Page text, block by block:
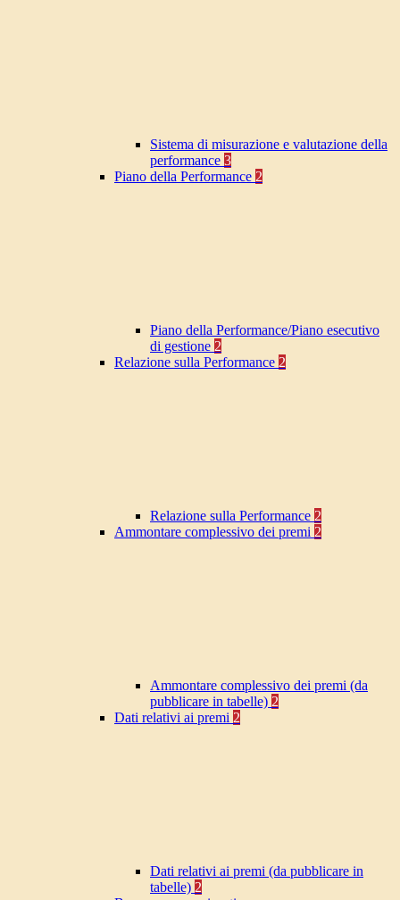
Sistema di misurazione e valutazione della
performance 3
Piano della Performance 2
Piano della Performance/Piano esecutivo
di gestione 2
Relazione sulla Performance 2
Relazione sulla Performance 2
Ammontare complessivo dei premi 2
Ammontare complessivo dei premi (da
pubblicare in tabelle) 2
Dati relativi ai premi 2
Dati relativi ai premi (da pubblicare in
tabelle) 2